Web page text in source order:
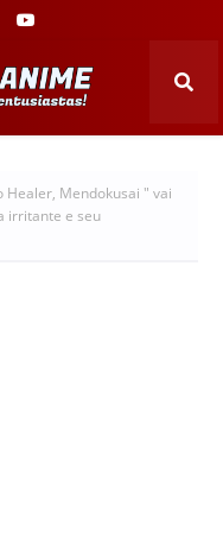
Healer, Mendokusai " vai
irritante e seu